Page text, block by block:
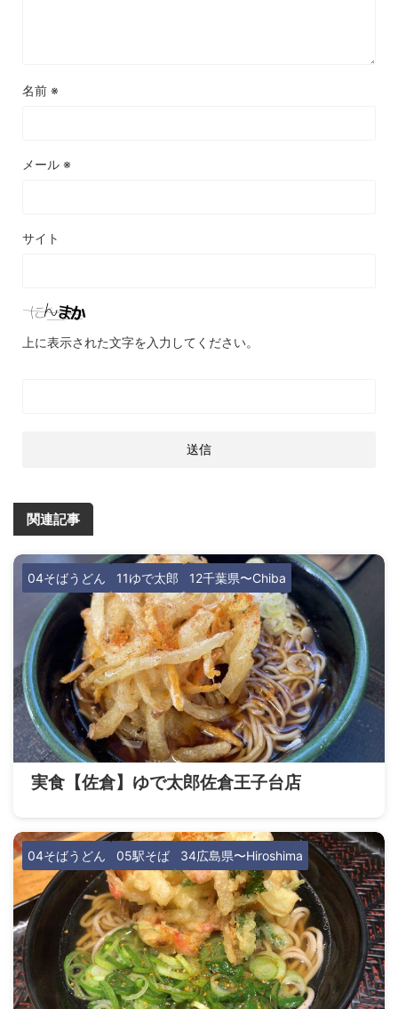
名前 ※
メール ※
サイト
上に表示された文字を入力してください。
関連記事
04そばうどん 11ゆで太郎 12千葉県〜Chiba
実食【佐倉】ゆで太郎佐倉王子台店
04そばうどん 05駅そば 34広島県〜Hiroshima